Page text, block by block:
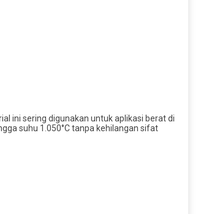
ini sering digunakan untuk aplikasi berat di
suhu 1.050°C tanpa kehilangan sifat